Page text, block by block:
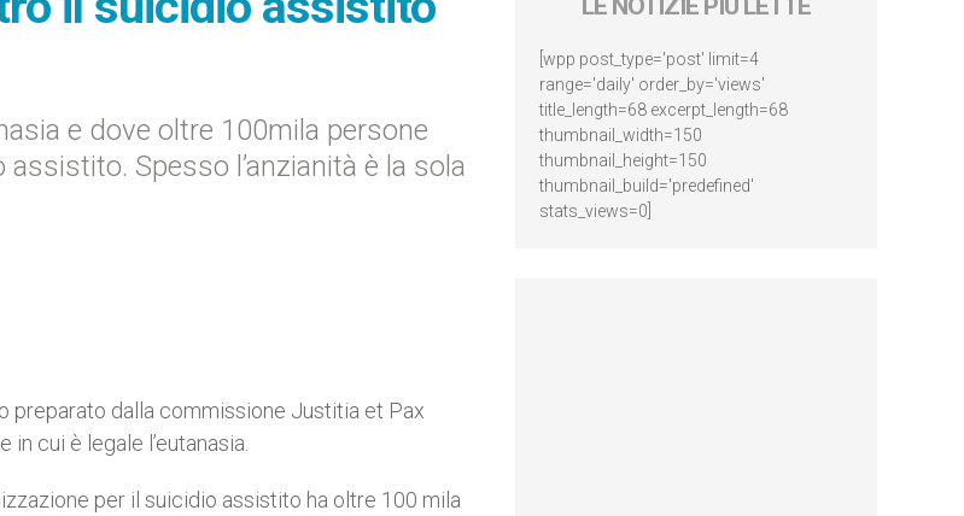
e dove oltre 100mila persone
Spesso l’anzianità è la sola
preparato dalla commissione Justitia et Pax
cui è legale l’eutanasia.
per il suicidio assistito ha oltre 100 mila
LE NOTIZIE PIÙ LETTE
[wpp post_type='post' limit=4
range='daily' order_by='views'
title_length=68 excerpt_length=68
thumbnail_width=150
thumbnail_height=150
thumbnail_build='predefined'
stats_views=0]